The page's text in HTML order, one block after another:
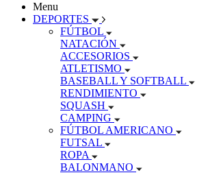
Menu
DEPORTES
FÚTBOL
NATACIÓN
ACCESORIOS
ATLETISMO
BASEBALL Y SOFTBALL
RENDIMIENTO
SQUASH
CAMPING
FÚTBOL AMERICANO
FUTSAL
ROPA
BALONMANO